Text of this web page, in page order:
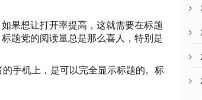
果想让打开率提高，这就需要在标题
题党的阅读量总是那么喜人，特别是
手机上，是可以完全显示标题的。标